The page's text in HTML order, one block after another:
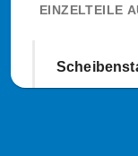
EINZELTEILE